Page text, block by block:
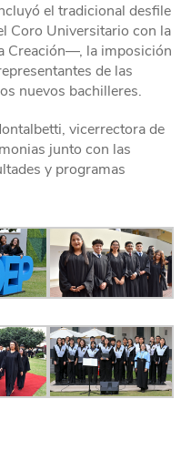
el tradicional desfile
Coro Universitario con la
Creación—, la imposición
de las
nuevos bachilleres.
vicerrectora de
junto con las
y programas